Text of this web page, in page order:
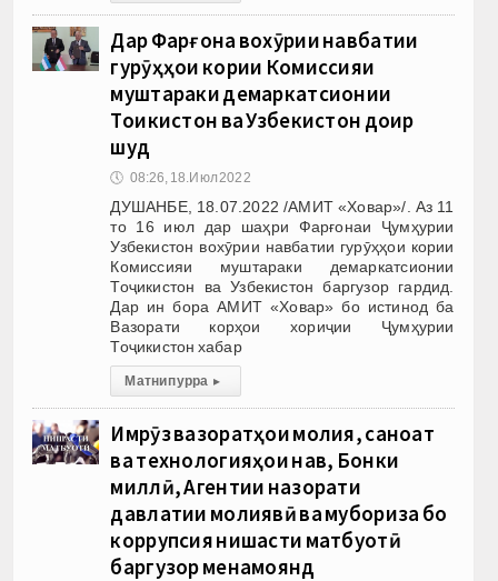
Дар Фарғона вохӯрии навбатии
гурӯҳҳои кории Комиссияи
муштараки демаркатсионии
Тоҷикистон ва Узбекистон доир
шуд
🕔 08:26, 18.Июл 2022
ДУШАНБЕ, 18.07.2022 /АМИТ «Ховар»/. Аз 11
то 16 июл дар шаҳри Фарғонаи Ҷумҳурии
Узбекистон вохӯрии навбатии гурӯҳҳои кории
Комиссияи муштараки демаркатсионии
Тоҷикистон ва Узбекистон баргузор гардид.
Дар ин бора АМИТ «Ховар» бо истинод ба
Вазорати корҳои хориҷии Ҷумҳурии
Тоҷикистон хабар
Матни пурра ▸
Имрӯз вазоратҳои молия, саноат
ва технологияҳои нав, Бонки
миллӣ, Агентии назорати
давлатии молиявӣ ва мубориза бо
коррупсия нишасти матбуотӣ
баргузор менамоянд